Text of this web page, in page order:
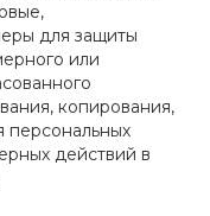
для защиты
или
копирования,
персональных
действий в